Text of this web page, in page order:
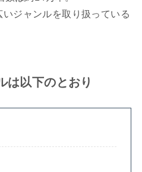
ジャンルを取り扱っている
は以下のとおり